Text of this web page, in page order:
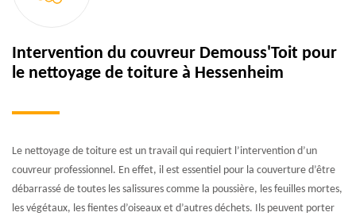
Intervention du couvreur Demouss'Toit pour
le nettoyage de toiture à Hessenheim
Le nettoyage de toiture est un travail qui requiert l’intervention d’un
couvreur professionnel. En effet, il est essentiel pour la couverture d’être
débarrassé de toutes les salissures comme la poussière, les feuilles mortes,
les végétaux, les fientes d’oiseaux et d’autres déchets. Ils peuvent porter